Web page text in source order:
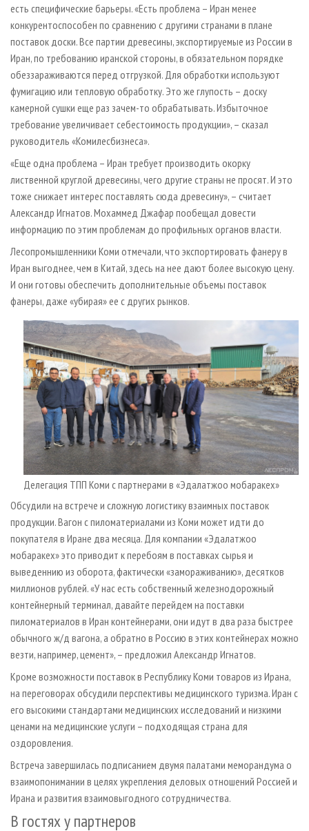
есть специфические барьеры. «Есть проб­лема – Иран менее
конкурентоспособен по сравнению с другими странами в плане
поставок доски. Все партии древесины, экспортируемые из России в
Иран, по требованию иранской стороны, в обязательном порядке
обеззараживаются перед отгрузкой. Для обработки используют
фумигацию или тепловую обработку. Это же глупость – доску
камерной сушки еще раз зачем-то обрабатывать. Избыточное
требование увеличивает себестоимость продукции», – сказал
руководитель «Комилесбизнеса».
«Еще одна проблема – Иран требует производить окорку
лиственной круглой древесины, чего другие страны не просят. И это
тоже снижает интерес поставлять сюда древесину», – считает
Александр Игнатов. Мохаммед Джафар пообещал довести
информацию по этим проблемам до профильных органов власти.
Лесопромышленники Коми отмечали, что экспортировать фанеру в
Иран выгоднее, чем в Китай, здесь на нее дают более высокую цену.
И они готовы обес­печить дополнительные объемы поставок
фанеры, даже «убирая» ее с других рынков.
Делегация ТПП Коми с партнерами в «Эдалатжоо мобаракех»
Обсудили на встрече и сложную логистику взаимных поставок
продукции. Вагон с пиломатериалами из Коми может идти до
покупателя в Иране два месяца. Для компании «Эдалатжоо
мобаракех» это приводит к перебоям в поставках сырья и
выведеннию из оборота, фактически «замораживанию», десятков
миллионов рублей. «У нас есть собственный железнодорожный
контейнерный терминал, давайте перейдем на поставки
пиломатериалов в Иран контейнерами, они идут в два раза быстрее
обычного ж/д вагона, а обратно в Россию в этих контейнерах можно
везти, например, цемент», – предложил Александр Игнатов.
Кроме возможности поставок в Республику Коми товаров из Ирана,
на переговорах обсудили перс­пективы медицинского туризма. Иран с
его высокими стандартами медицинских исследований и низкими
ценами на медицинские услуги – подходящая страна для
оздоровления.
Встреча завершилась подписанием двумя палатами меморандума о
взаимопонимании в целях укрепления деловых отношений Россией и
Ирана и развития взаимовыгодного сотрудничества.
В гостях у партнеров